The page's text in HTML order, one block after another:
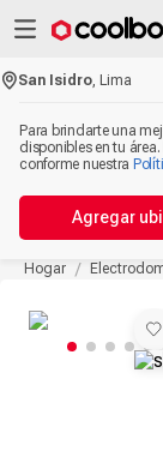
San Isidro ,Lima
Para brindarte una
disponibles en tu
conforme nuestra
Agregar
Hogar